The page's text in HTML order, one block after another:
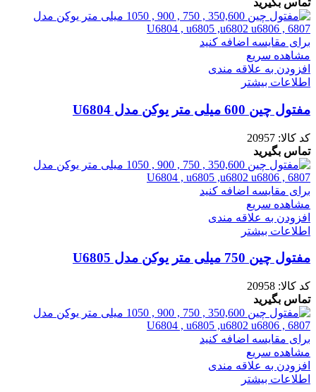
تماس بگیرید
برای مقایسه اضافه کنید
مشاهده سریع
افزودن به علاقه مندی
اطلاعات بیشتر
مفتول چین 600 میلی متر یوکن مدل U6804
کد کالا: 20957
تماس بگیرید
برای مقایسه اضافه کنید
مشاهده سریع
افزودن به علاقه مندی
اطلاعات بیشتر
مفتول چین 750 میلی متر یوکن مدل U6805
کد کالا: 20958
تماس بگیرید
برای مقایسه اضافه کنید
مشاهده سریع
افزودن به علاقه مندی
اطلاعات بیشتر